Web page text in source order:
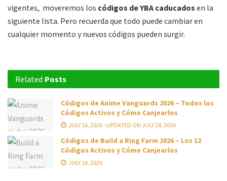
vigentes, moveremos los códigos de YBA caducados en la
siguiente lista. Pero recuerda que todo puede cambiar en
cualquier momento y nuevos códigos pueden surgir.
Related Posts
Códigos de Anime Vanguards 2026 – Todos los
Códigos Activos y Cómo Canjearlos
JULY 16, 2026 - UPDATED ON JULY 28, 2026
Códigos de Build a Ring Farm 2026 – Los 12
Códigos Activos y Cómo Canjearlos
JULY 16, 2026